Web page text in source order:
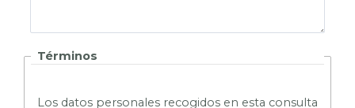
Términos
Los datos personales recogidos en esta consulta